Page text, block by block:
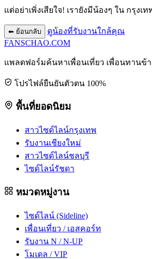
แต่อย่าเพิ่งเสียใจ! เรายังมีน้องๆ ใน กรุงเท
⬅ ย้อนกลับ
ดูน้องที่รับงานใกล้คุณ
FANSCHAO.COM
แพลตฟอร์มค้นหาเพื่อนเที่ยว เพื่อนทานข้
โปรไฟล์ยืนยันตัวตน 100%
พื้นที่ยอดนิยม
สาวไซด์ไลน์กรุงเทพ
รับงานเชียงใหม่
สาวไซด์ไลน์ชลบุรี
ไซด์ไลน์รัชดา
หมวดหมู่งาน
ไซด์ไลน์ (Sideline)
เพื่อนเที่ยว / เอสคอร์ท
รับงาน N / N-UP
โมเดล / VIP